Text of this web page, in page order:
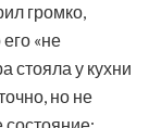
громко,
«не
стояла у кухни
но не